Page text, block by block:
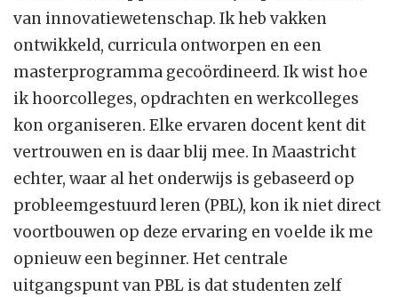
van innovatiewetenschap. Ik heb vakken
ontwikkeld, curricula ontworpen en een
masterprogramma gecoördineerd. Ik wist hoe
ik hoorcolleges, opdrachten en werkcolleges
kon organiseren. Elke ervaren docent kent dit
vertrouwen en is daar blij mee. In Maastricht
echter, waar al het onderwijs is gebaseerd op
probleemgestuurd leren (PBL), kon ik niet direct
voortbouwen op deze ervaring en voelde ik me
opnieuw een beginner. Het centrale
uitgangspunt van PBL is dat studenten zelf